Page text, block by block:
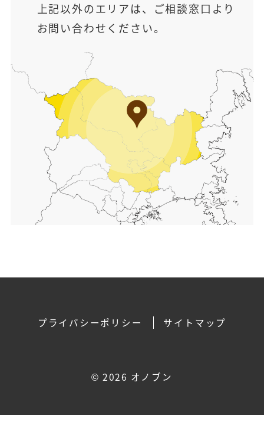
上記以外のエリアは、ご相談窓口より
お問い合わせください。
プライバシーポリシー サイトマップ
© 2026 オノブン